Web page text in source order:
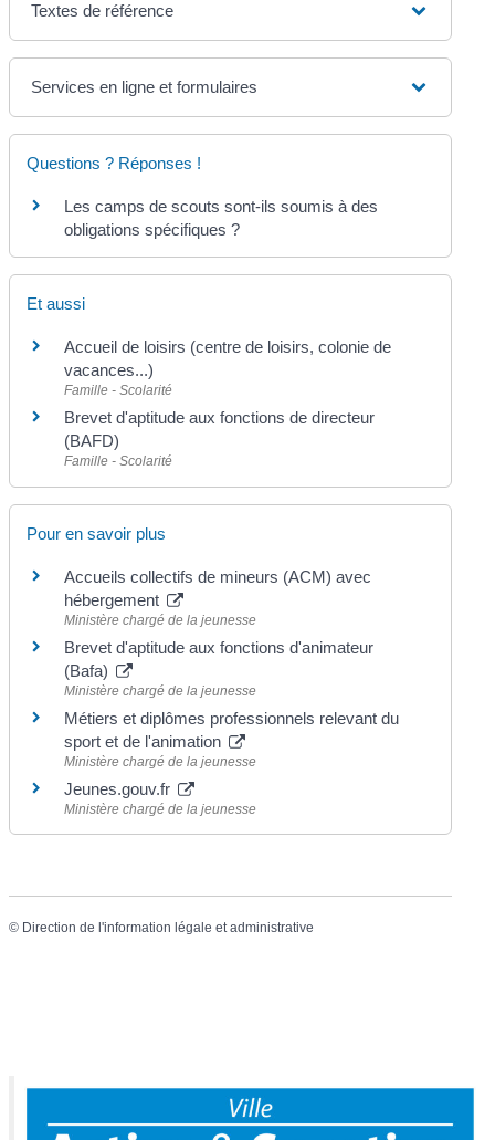
Textes de référence
Services en ligne et formulaires
Questions ? Réponses !
Les camps de scouts sont-ils soumis à des
obligations spécifiques ?
Et aussi
Accueil de loisirs (centre de loisirs, colonie de
vacances...)
Famille - Scolarité
Brevet d'aptitude aux fonctions de directeur
(BAFD)
Famille - Scolarité
Pour en savoir plus
Accueils collectifs de mineurs (ACM) avec
hébergement
Ministère chargé de la jeunesse
Brevet d'aptitude aux fonctions d'animateur
(Bafa)
Ministère chargé de la jeunesse
Métiers et diplômes professionnels relevant du
sport et de l'animation
Ministère chargé de la jeunesse
Jeunes.gouv.fr
Ministère chargé de la jeunesse
© Direction de l'information légale et administrative